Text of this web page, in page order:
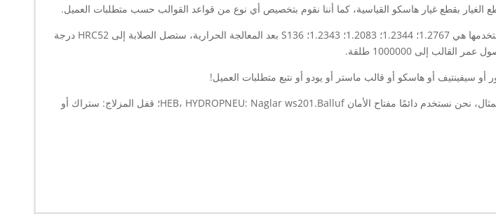
الغيار بقطع غيار هاسكو القياسية، كما أننا نقوم بتخصيص أي نوع من قواعد القوالب حسب متطلبات العميل.
:: كانت المواد العادية التي نستخدمها هي 1.2767؛ 1.2344؛ 1.2083؛ 1.2343؛ S136 بعد المعالجة الحرارية، ستصل الصلابة إلى HRC52 درجة
أو سيفينتيف أو هاسكو أو قالب ماستر أو يودو أو نتبع متطلبات العميل!
:: خذ الأسطوانة الهيدروليكية على سبيل المثال، نحن نستخدم دائمًا مفتاح الأمان HEB، HYDROPNEU: Naglar ws201.Balluf؛ قفل المزلاج: ستراك أو